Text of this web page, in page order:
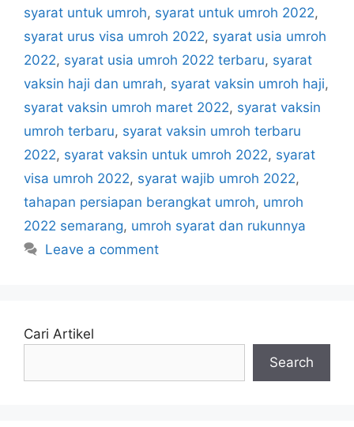
syarat untuk umroh, syarat untuk umroh 2022,
syarat urus visa umroh 2022, syarat usia umroh
2022, syarat usia umroh 2022 terbaru, syarat
vaksin haji dan umrah, syarat vaksin umroh haji,
syarat vaksin umroh maret 2022, syarat vaksin
umroh terbaru, syarat vaksin umroh terbaru
2022, syarat vaksin untuk umroh 2022, syarat
visa umroh 2022, syarat wajib umroh 2022,
tahapan persiapan berangkat umroh, umroh
2022 semarang, umroh syarat dan rukunnya
Leave a comment
Cari Artikel
Search